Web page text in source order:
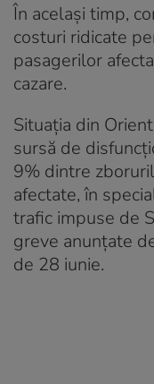
În același timp,
costuri ridicate
pasagerilor
cazare.
Situația din
sursă de
9% dintre
afectate, în
trafic impuse de
greve anunțate
de 28 iunie.